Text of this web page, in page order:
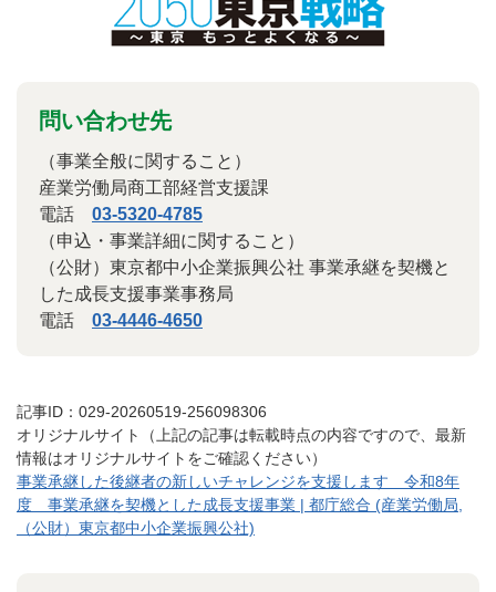
問い合わせ先
（事業全般に関すること）
産業労働局商工部経営支援課
電話 03-5320-4785
（申込・事業詳細に関すること）
（公財）東京都中小企業振興公社 事業承継を契機と
した成長支援事業事務局
電話 03-4446-4650
記事ID：029-20260519-256098306
オリジナルサイト（上記の記事は転載時点の内容ですので、最新
情報はオリジナルサイトをご確認ください）
事業承継した後継者の新しいチャレンジを支援します 令和8年
度 事業承継を契機とした成長支援事業 | 都庁総合 (産業労働局,
（公財）東京都中小企業振興公社)